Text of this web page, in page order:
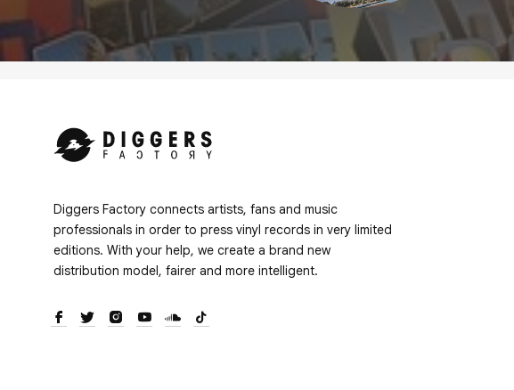
Diggers Factory connects artists, fans and music
professionals in order to press vinyl records in very limited
editions. With your help, we create a brand new
distribution model, fairer and more intelligent.